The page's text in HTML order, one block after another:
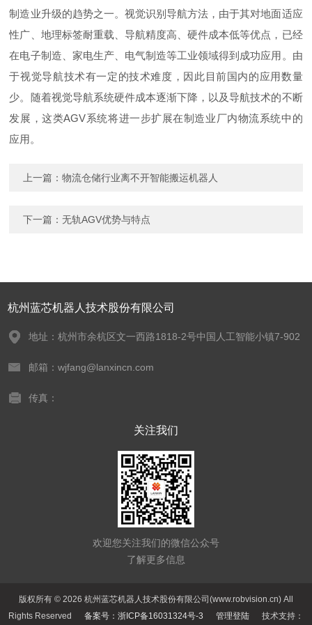
制造业升级的趋势之一。视觉识别导航方法，由于其对地面适应
性广、地理标签耐重载、导航精度高、硬件成本低等优点，已经
在电子制造、家电生产、电气制造等工业领域得到成功应用。由
于视觉导航技术有一定的技术难度，因此目前国内的应用数量
少。随着视觉导航系统硬件成本逐渐下降，以及导航技术的不断
发展，这类AGV系统将进一步扩展在制造业厂内物流系统中的
应用。
上一篇：物流仓储行业离不开智能搬运机器人
下一篇：无轨AGV优势与特点
杭州蓝芯机器人技术股份有限公司
地址：杭州市余杭区文一西路1818-2号中国人工智能小镇7-902
邮箱：wjfang@lanxincn.com
传真：
关注我们
欢迎您关注我们的微信公众号
了解更多信息
版权所有 © 2026 杭州蓝芯机器人技术股份有限公司(www.robvision.cn) All
Rights Reserved 备案号：浙ICP备16031324号-3 管理登陆 技术支持：